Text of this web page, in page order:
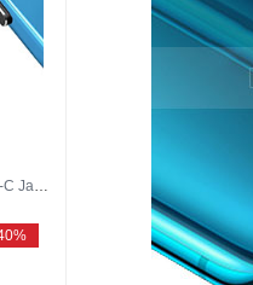
Bouchon Anti-poussiere USB-C Jack Type-C Universel H13 pour Apple iPhone 15 Pro Gris Fonce